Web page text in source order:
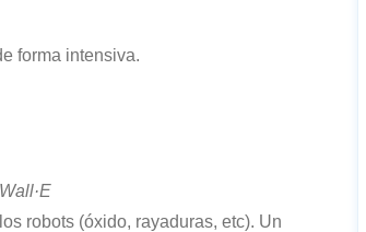
forma intensiva.
robots (óxido, rayaduras, etc). Un